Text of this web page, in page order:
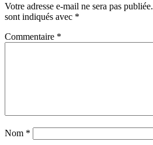
Votre adresse e-mail ne sera pas publiée.
sont indiqués avec *
Commentaire *
Nom *